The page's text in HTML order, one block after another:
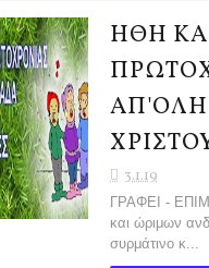
ΗΘΗ
ΑΠ'ΟΛΗ
3.1.19
ΓΡΑΦΕΙ -
και ώριμων
συρμάτινο κ...